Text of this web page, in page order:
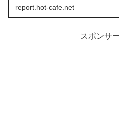
report.hot-cafe.net
スポンサ